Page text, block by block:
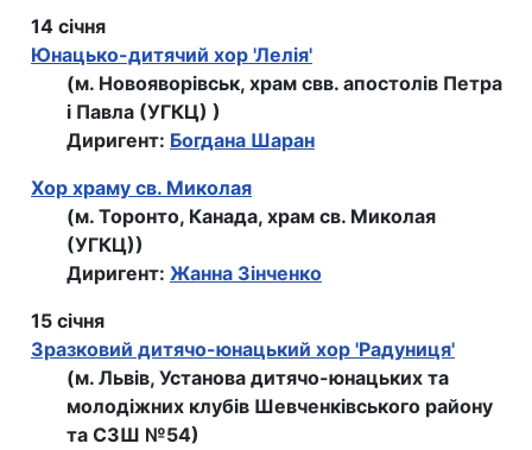
14 січня
Юнацько-дитячий хор 'Лелiя'
(м. Новояворівськ, храм свв. апостолiв Петра
i Павла (УГКЦ) )
Диригент: Богдана Шаран
Хор храму св. Миколая
(м. Торонто, Канада, храм св. Миколая
(УГКЦ))
Диригент: Жанна Зінченко
15 січня
Зразковий дитячо-юнацький хор 'Радуниця'
(м. Львів, Установа дитячо-юнацьких та
молодіжних клубів Шевченківського району
та СЗШ №54)